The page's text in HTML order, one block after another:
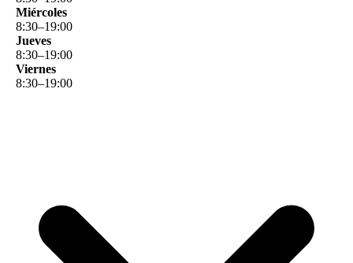
Miércoles
8:30–19:00
Jueves
8:30–19:00
Viernes
8:30–19:00